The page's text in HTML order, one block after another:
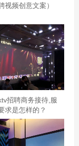
施挺好的但是点
服务：服务态度
视频创意文案）
招聘商务接待,服
求是怎样的？